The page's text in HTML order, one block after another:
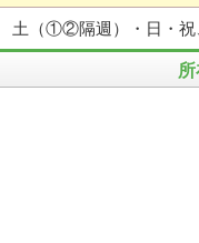
土（①②隔週）・日・祝